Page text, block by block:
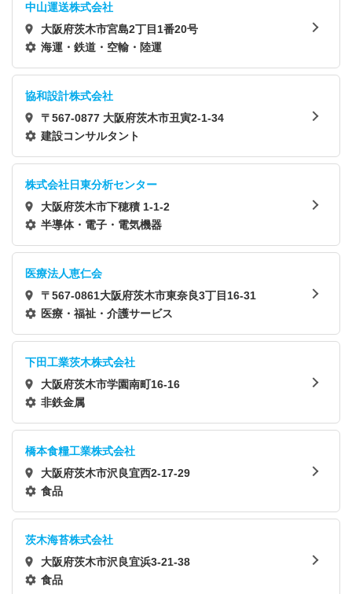
中山運送株式会社
大阪府茨木市宮島2丁目1番20号
海運・鉄道・空輸・陸運
協和設計株式会社
〒567-0877 大阪府茨木市丑寅2-1-34
建設コンサルタント
株式会社日東分析センター
大阪府茨木市下穂積 1-1-2
半導体・電子・電気機器
医療法人恵仁会
〒567-0861大阪府茨木市東奈良3丁目16-31
医療・福祉・介護サービス
下田工業茨木株式会社
大阪府茨木市学園南町16-16
非鉄金属
橋本食糧工業株式会社
大阪府茨木市沢良宜西2-17-29
食品
茨木海苔株式会社
大阪府茨木市沢良宜浜3-21-38
食品